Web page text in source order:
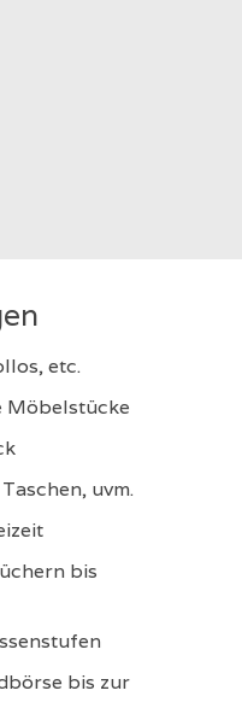
etc.
Möbelstücke
uvm.
bis
bis zur